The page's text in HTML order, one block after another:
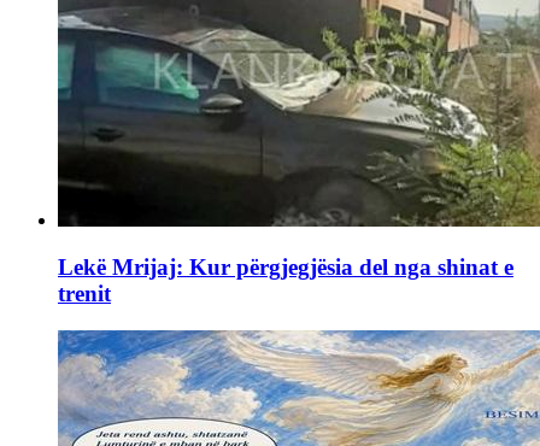
Lekë Mrijaj: Kur përgjegjësia del nga shinat e
trenit